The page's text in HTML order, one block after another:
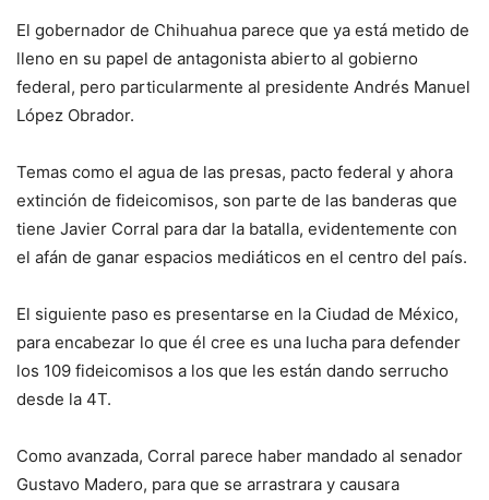
El gobernador de Chihuahua parece que ya está metido de
lleno en su papel de antagonista abierto al gobierno
federal, pero particularmente al presidente Andrés Manuel
López Obrador.
Temas como el agua de las presas, pacto federal y ahora
extinción de fideicomisos, son parte de las banderas que
tiene Javier Corral para dar la batalla, evidentemente con
el afán de ganar espacios mediáticos en el centro del país.
El siguiente paso es presentarse en la Ciudad de México,
para encabezar lo que él cree es una lucha para defender
los 109 fideicomisos a los que les están dando serrucho
desde la 4T.
Como avanzada, Corral parece haber mandado al senador
Gustavo Madero, para que se arrastrara y causara